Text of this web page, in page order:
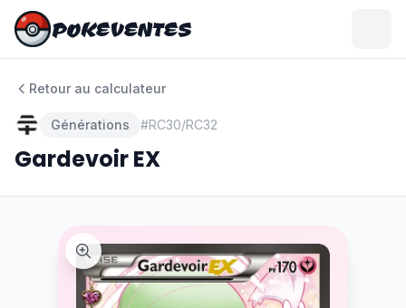
POKEVENTES
POKEVENTES
Retour au calculateur
Générations #RC30/RC32
Gardevoir EX